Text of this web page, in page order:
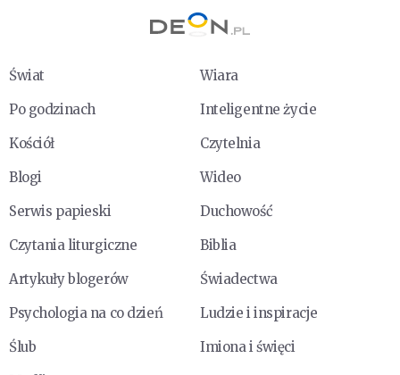
Świat
Wiara
Po godzinach
Inteligentne życie
Kościół
Czytelnia
Blogi
Wideo
Serwis papieski
Duchowość
Czytania liturgiczne
Biblia
Artykuły blogerów
Świadectwa
Psychologia na co dzień
Ludzie i inspiracje
Ślub
Imiona i święci